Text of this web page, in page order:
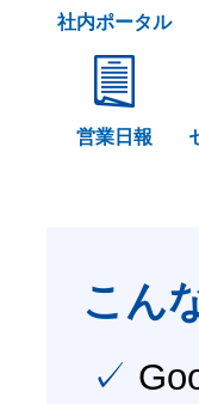
社内ポータル
営業日報
こん
✓ Google Workspace（旧G Suite） を社内で導入